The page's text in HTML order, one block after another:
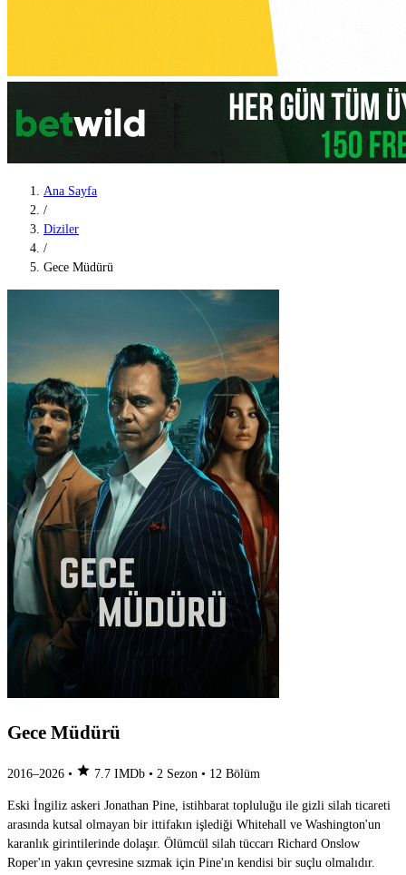
Ana Sayfa
/
Diziler
/
Gece Müdürü
Gece Müdürü
2016–2026 • star 7.7 IMDb • 2 Sezon • 12 Bölüm
Eski İngiliz askeri Jonathan Pine, istihbarat topluluğu ile gizli silah ticareti
arasında kutsal olmayan bir ittifakın işlediği Whitehall ve Washington'un
karanlık girintilerinde dolaşır. Ölümcül silah tüccarı Richard Onslow
Roper'ın yakın çevresine sızmak için Pine'ın kendisi bir suçlu olmalıdır.